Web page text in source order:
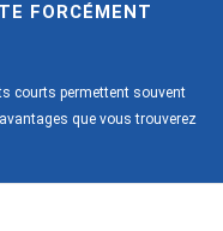
FORCÉMENT
courts permettent souvent
que vous trouverez